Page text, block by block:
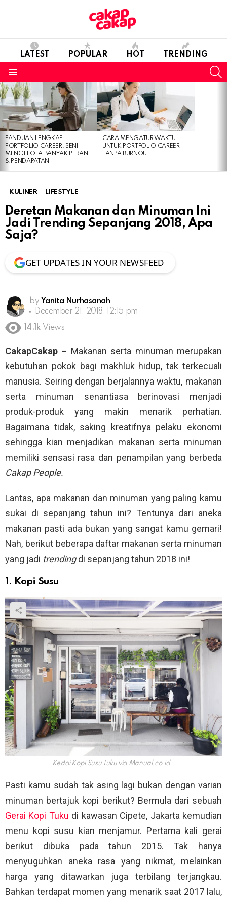
LATEST POPULAR HOT TRENDING
LATEST
STORIES
PANDUAN LENGKAP
PORTFOLIO CAREER: SENI
MENGELOLA BANYAK PERAN
& PENDAPATAN
CARA MENGATUR WAKTU
UNTUK PORTFOLIO CAREER
TANPA BURNOUT
KULINER LIFESTYLE
Deretan Makanan dan Minuman Ini
Jadi Trending Sepanjang 2018, Apa
Saja?
GET UPDATES IN YOUR NEWSFEED
by Yanita Nurhasanah
December 21, 2018, 12:15 pm
14.1k Views
CakapCakap – Makanan serta minuman merupakan
kebutuhan pokok bagi makhluk hidup, tak terkecuali
manusia. Seiring dengan berjalannya waktu, makanan
serta minuman senantiasa berinovasi menjadi
produk-produk yang makin menarik perhatian.
Bagaimana tidak, saking kreatifnya pelaku ekonomi
sehingga kian menjadikan makanan serta minuman
memiliki sensasi rasa dan penampilan yang berbeda
Cakap People.
Lantas, apa makanan dan minuman yang paling kamu
sukai di sepanjang tahun ini? Tentunya dari aneka
makanan pasti ada bukan yang sangat kamu gemari!
Nah, berikut beberapa daftar makanan serta minuman
yang jadi trendingdi sepanjang tahun 2018 ini!
1. Kopi Susu
Kedai Kopi Susu Tuku via Manual.co.id
Pasti kamu sudah tak asing lagi bukan dengan varian
minuman bertajuk kopi berikut? Bermula dari sebuah
Gerai Kopi Tuku di kawasan Cipete, Jakarta kemudian
menu kopi susu kian menjamur. Pertama kali gerai
berikut dibuka pada tahun 2015. Tak hanya
menyuguhkan aneka rasa yang nikmat, melainkan
harga yang ditawarkan juga terbilang terjangkau.
Bahkan terdapat momen yang menarik saat 2017 lalu,